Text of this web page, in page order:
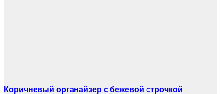
Коричневый органайзер с бежевой строчкой